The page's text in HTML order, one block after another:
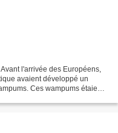
l'arrivée des Européens,
avaient développé un
Ces wampums étaient